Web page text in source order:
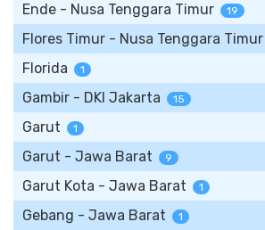
Ende - Nusa Tenggara Timur 19
Flores Timur - Nusa Tenggara Timur
Florida 1
Gambir - DKI Jakarta 15
Garut 1
Garut - Jawa Barat 9
Garut Kota - Jawa Barat 1
Gebang - Jawa Barat 1